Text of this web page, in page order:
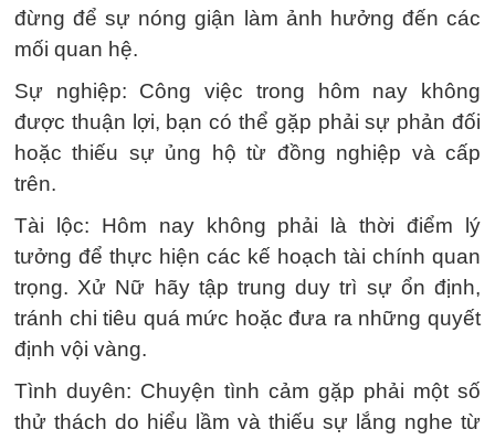
đừng để sự nóng giận làm ảnh hưởng đến các
mối quan hệ.
Sự nghiệp: Công việc trong hôm nay không
được thuận lợi, bạn có thể gặp phải sự phản đối
hoặc thiếu sự ủng hộ từ đồng nghiệp và cấp
trên.
Tài lộc: Hôm nay không phải là thời điểm lý
tưởng để thực hiện các kế hoạch tài chính quan
trọng. Xử Nữ hãy tập trung duy trì sự ổn định,
tránh chi tiêu quá mức hoặc đưa ra những quyết
định vội vàng.
Tình duyên: Chuyện tình cảm gặp phải một số
thử thách do hiểu lầm và thiếu sự lắng nghe từ